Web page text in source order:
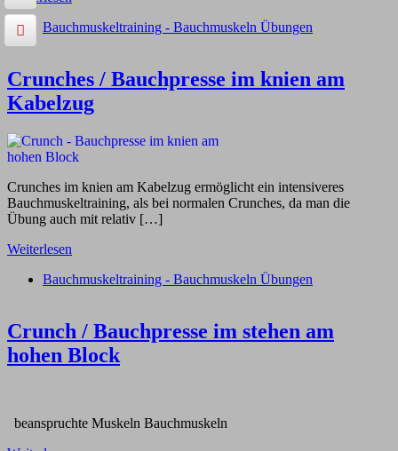
Bauchmuskeltraining - Bauchmuskeln Übungen
Crunches / Bauchpresse im knien am
Kabelzug
Crunches im knien am Kabelzug ermöglicht ein intensiveres
Bauchmuskeltraining, als bei normalen Crunches, da man die
Übung auch mit relativ […]
Weiterlesen
Bauchmuskeltraining - Bauchmuskeln Übungen
Crunch / Bauchpresse im stehen am
hohen Block
beanspruchte Muskeln Bauchmuskeln